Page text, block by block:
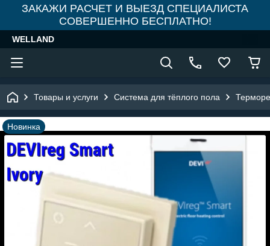
ЗАКАЖИ РАСЧЕТ И ВЫЕЗД СПЕЦИАЛИСТА
СОВЕРШЕННО БЕСПЛАТНО!
WELLAND
Товары и услуги Система для тёплого пола
Новинка